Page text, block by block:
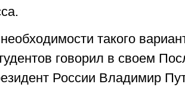
такого
говорил в своем
России Владимир